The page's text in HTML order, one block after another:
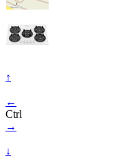
↑
←
Ctrl
→
↓